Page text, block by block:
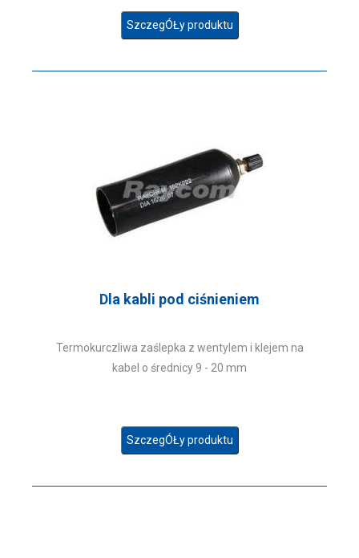
SzczegÓŁy produktu
Dla kabli pod ciśnieniem
Termokurczliwa zaślepka z wentylem i klejem na
kabel o średnicy 9 - 20 mm
SzczegÓŁy produktu